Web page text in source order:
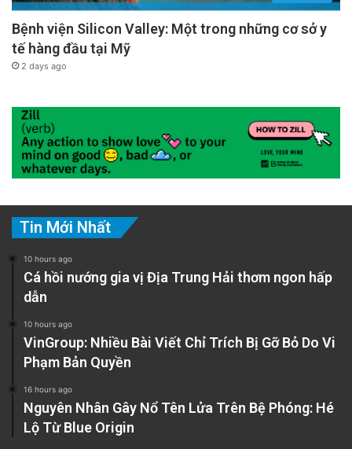
Bệnh viện Silicon Valley: Một trong những cơ sở y
tế hàng đầu tại Mỹ
2 days ago
Tin Mới Nhất
10 hours ago
Cá hồi nướng gia vị Địa Trung Hải thơm ngon hấp
dẫn
10 hours ago
VinGroup: Nhiều Bài Viết Chỉ Trích Bị Gỡ Bỏ Do Vi
Phạm Bản Quyền
16 hours ago
Nguyên Nhân Gây Nổ Tên Lửa Trên Bệ Phóng: Hé
Lộ Từ Blue Origin